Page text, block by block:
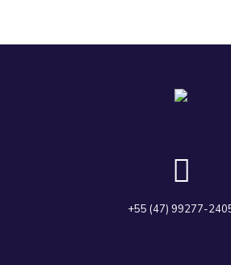
+55 (47) 99277-